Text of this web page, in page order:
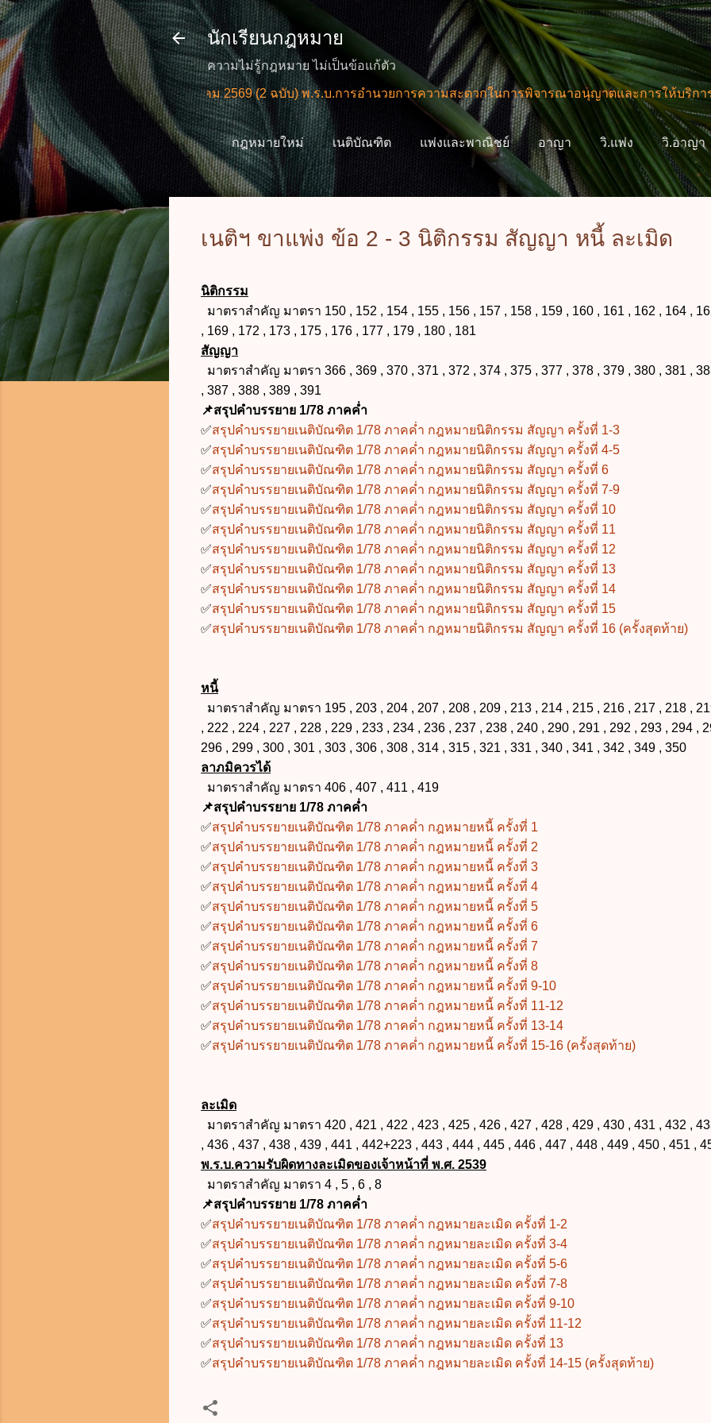
ข้ามไปที่เนื้อหาหลัก
นักเรียนกฎหมาย
ความไม่รู้กฎหมาย ไม่เป็นข้อแก้ตัว
📢กฎหมายใหม่ กรกฎาคม 2569 (2 ฉบับ) พ.ร.บ.การอำนวยการความสะดวกในการพิจารณาอนุญาตและการให้บริการแก่ปร
กฎหมายใหม่ เนติบัณฑิต แพ่งและพาณิชย์ อาญา วิ.แพ่ง วิ.อาญา
เพิ่มเติม เกี่ยวกับฉัน
เนติฯ ขาแพ่ง ข้อ 2 - 3 นิติกรรม สัญญา หนี้ ละเมิด
นิติกรรม
มาตราสำคัญ มาตรา 150 , 152 , 154 , 155 , 156 , 157 , 158 , 159 , 160 , 161 , 162 , 164 ,
, 169 , 172 , 173 , 175 , 176 , 177 , 179 , 180 , 181
สัญญา
มาตราสำคัญ มาตรา 366 , 369 , 370 , 371 , 372 , 374 , 375 , 377 , 378 , 379 , 380 , 381 ,
, 387 , 388 , 389 , 391
📌สรุปคำบรรยาย 1/78 ภาคค่ำ
✅สรุปคำบรรยายเนติบัณฑิต 1/78 ภาคค่ำ กฎหมายนิติกรรม สัญญา ครั้งที่ 1-3
✅สรุปคำบรรยายเนติบัณฑิต 1/78 ภาคค่ำ กฎหมายนิติกรรม สัญญา ครั้งที่ 4-5
✅สรุปคำบรรยายเนติบัณฑิต 1/78 ภาคค่ำ กฎหมายนิติกรรม สัญญา ครั้งที่ 6
✅สรุปคำบรรยายเนติบัณฑิต 1/78 ภาคค่ำ กฎหมายนิติกรรม สัญญา ครั้งที่ 7-9
✅สรุปคำบรรยายเนติบัณฑิต 1/78 ภาคค่ำ กฎหมายนิติกรรม สัญญา ครั้งที่ 10
✅สรุปคำบรรยายเนติบัณฑิต 1/78 ภาคค่ำ กฎหมายนิติกรรม สัญญา ครั้งที่ 11
✅สรุปคำบรรยายเนติบัณฑิต 1/78 ภาคค่ำ กฎหมายนิติกรรม สัญญา ครั้งที่ 12
✅สรุปคำบรรยายเนติบัณฑิต 1/78 ภาคค่ำ กฎหมายนิติกรรม สัญญา ครั้งที่ 13
✅สรุปคำบรรยายเนติบัณฑิต 1/78 ภาคค่ำ กฎหมายนิติกรรม สัญญา ครั้งที่ 14
✅สรุปคำบรรยายเนติบัณฑิต 1/78 ภาคค่ำ กฎหมายนิติกรรม สัญญา ครั้งที่ 15
✅สรุปคำบรรยายเนติบัณฑิต 1/78 ภาคค่ำ กฎหมายนิติกรรม สัญญา ครั้งที่ 16 (ครั้งสุดท้าย)
หนี้
มาตราสำคัญ มาตรา 195 , 203 , 204 , 207 , 208 , 209 , 213 , 214 , 215 , 216 , 217 , 218 ,
, 222 , 224 , 227 , 228 , 229 , 233 , 234 , 236 , 237 , 238 , 240 , 290 , 291 , 292 , 293 , 294 ,
296 , 299 , 300 , 301 , 303 , 306 , 308 , 314 , 315 , 321 , 331 , 340 , 341 , 342 , 349 , 350
ลาภมิควรได้
มาตราสำคัญ มาตรา 406 , 407 , 411 , 419
📌สรุปคำบรรยาย 1/78 ภาคค่ำ
✅สรุปคำบรรยายเนติบัณฑิต 1/78 ภาคค่ำ กฎหมายหนี้ ครั้งที่ 1
✅สรุปคำบรรยายเนติบัณฑิต 1/78 ภาคค่ำ กฎหมายหนี้ ครั้งที่ 2
✅สรุปคำบรรยายเนติบัณฑิต 1/78 ภาคค่ำ กฎหมายหนี้ ครั้งที่ 3
✅สรุปคำบรรยายเนติบัณฑิต 1/78 ภาคค่ำ กฎหมายหนี้ ครั้งที่ 4
✅สรุปคำบรรยายเนติบัณฑิต 1/78 ภาคค่ำ กฎหมายหนี้ ครั้งที่ 5
✅สรุปคำบรรยายเนติบัณฑิต 1/78 ภาคค่ำ กฎหมายหนี้ ครั้งที่ 6
✅สรุปคำบรรยายเนติบัณฑิต 1/78 ภาคค่ำ กฎหมายหนี้ ครั้งที่ 7
✅สรุปคำบรรยายเนติบัณฑิต 1/78 ภาคค่ำ กฎหมายหนี้ ครั้งที่ 8
✅สรุปคำบรรยายเนติบัณฑิต 1/78 ภาคค่ำ กฎหมายหนี้ ครั้งที่ 9-10
✅สรุปคำบรรยายเนติบัณฑิต 1/78 ภาคค่ำ กฎหมายหนี้ ครั้งที่ 11-12
✅สรุปคำบรรยายเนติบัณฑิต 1/78 ภาคค่ำ กฎหมายหนี้ ครั้งที่ 13-14
✅สรุปคำบรรยายเนติบัณฑิต 1/78 ภาคค่ำ กฎหมายหนี้ ครั้งที่ 15-16 (ครั้งสุดท้าย)
ละเมิด
มาตราสำคัญ มาตรา 420 , 421 , 422 , 423 , 425 , 426 , 427 , 428 , 429 , 430 , 431 , 432 ,
, 436 , 437 , 438 , 439 , 441 , 442+223 , 443 , 444 , 445 , 446 , 447 , 448 , 449 , 450 , 451 ,
พ.ร.บ.ความรับผิดทางละเมิดของเจ้าหน้าที่ พ.ศ. 2539
มาตราสำคัญ มาตรา 4 , 5 , 6 , 8
📌สรุปคำบรรยาย 1/78 ภาคค่ำ
✅สรุปคำบรรยายเนติบัณฑิต 1/78 ภาคค่ำ กฎหมายละเมิด ครั้งที่ 1-2
✅สรุปคำบรรยายเนติบัณฑิต 1/78 ภาคค่ำ กฎหมายละเมิด ครั้งที่ 3-4
✅สรุปคำบรรยายเนติบัณฑิต 1/78 ภาคค่ำ กฎหมายละเมิด ครั้งที่ 5-6
✅สรุปคำบรรยายเนติบัณฑิต 1/78 ภาคค่ำ กฎหมายละเมิด ครั้งที่ 7-8
✅สรุปคำบรรยายเนติบัณฑิต 1/78 ภาคค่ำ กฎหมายละเมิด ครั้งที่ 9-10
✅สรุปคำบรรยายเนติบัณฑิต 1/78 ภาคค่ำ กฎหมายละเมิด ครั้งที่ 11-12
✅สรุปคำบรรยายเนติบัณฑิต 1/78 ภาคค่ำ กฎหมายละเมิด ครั้งที่ 13
✅สรุปคำบรรยายเนติบัณฑิต 1/78 ภาคค่ำ กฎหมายละเมิด ครั้งที่ 14-15 (ครั้งสุดท้าย)